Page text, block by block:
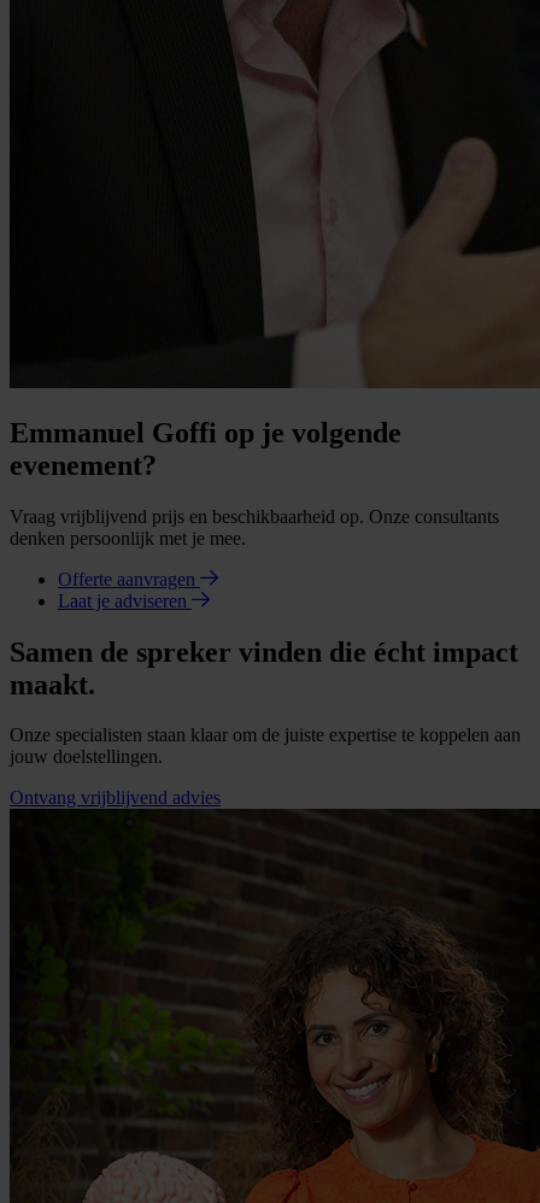
Emmanuel Goffi op je volgende
evenement?
Vraag vrijblijvend prijs en beschikbaarheid op. Onze consultants
denken persoonlijk met je mee.
Offerte aanvragen
Laat je adviseren
Samen de spreker vinden die écht impact
maakt.
Onze specialisten staan klaar om de juiste expertise te koppelen aan
jouw doelstellingen.
Ontvang vrijblijvend advies